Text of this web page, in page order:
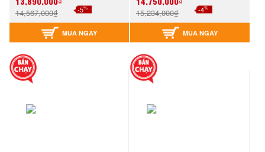
14,567,000₫ -5%
MUA NGAY
15,234,000₫ -4%
MUA NGAY